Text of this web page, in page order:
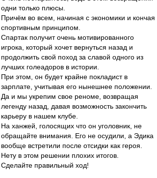
одни только плюсы.
Причём во всем, начиная с экономики и кончая
спортивным принципом.
Спартак получит очень мотивированного
игрока, который хочет вернуться назад и
продолжить свой поход за славой одного из
лучших голеадоров в истории.
При этом, он будет крайне покладист в
зарплате, учитывая его нынешнее положении.
Да и мы укрепим свое реноме, возвращая
легенду назад, давая возможность закончить
карьеру в нашем клубе.
На ханжей, голосящих что он уголовник, не
обращайте внимания. Его не осудили, а Эдика
вообще встретили после отсидки как героя.
Нету в этом решении плохих итогов.
Сделайте правильный ход!